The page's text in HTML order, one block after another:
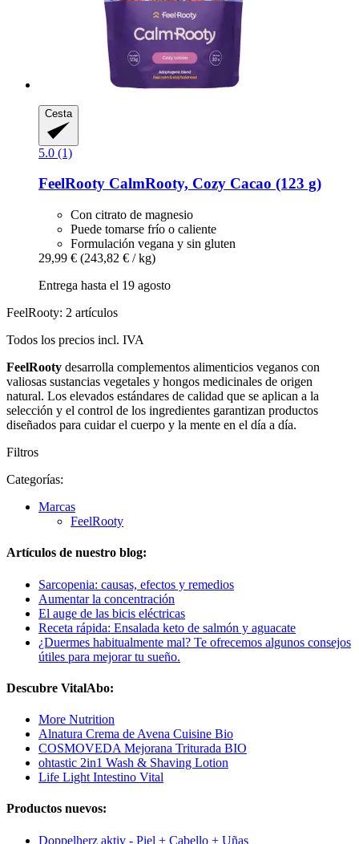
Cesta
5.0 (1)
FeelRooty CalmRooty, Cozy Cacao (123 g)
Con citrato de magnesio
Puede tomarse frío o caliente
Formulación vegana y sin gluten
29,99 € (243,82 € / kg)
Entrega hasta el 19 agosto
FeelRooty: 2 artículos
Todos los precios incl. IVA
FeelRooty desarrolla complementos alimenticios veganos con
valiosas sustancias vegetales y hongos medicinales de origen
natural. Los elevados estándares de calidad que se aplican a la
selección y el control de los ingredientes garantizan productos
diseñados para cuidar el cuerpo y la mente en el día a día.
Filtros
Categorías:
Marcas
FeelRooty
Artículos de nuestro blog:
Sarcopenia: causas, efectos y remedios
Aumentar la concentración
El auge de las bicis eléctricas
Receta rápida: Ensalada keto de salmón y aguacate
¿Duermes habitualmente mal? Te ofrecemos algunos consejos
útiles para mejorar tu sueño.
Descubre VitalAbo:
More Nutrition
Alnatura Crema de Avena Cuisine Bio
COSMOVEDA Mejorana Triturada BIO
ohtastic 2in1 Wash & Shaving Lotion
Life Light Intestino Vital
Productos nuevos:
Doppelherz aktiv - Piel + Cabello + Uñas